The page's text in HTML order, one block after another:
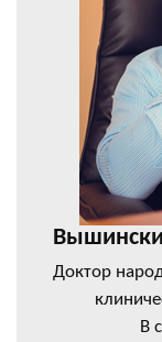
Доктор
В